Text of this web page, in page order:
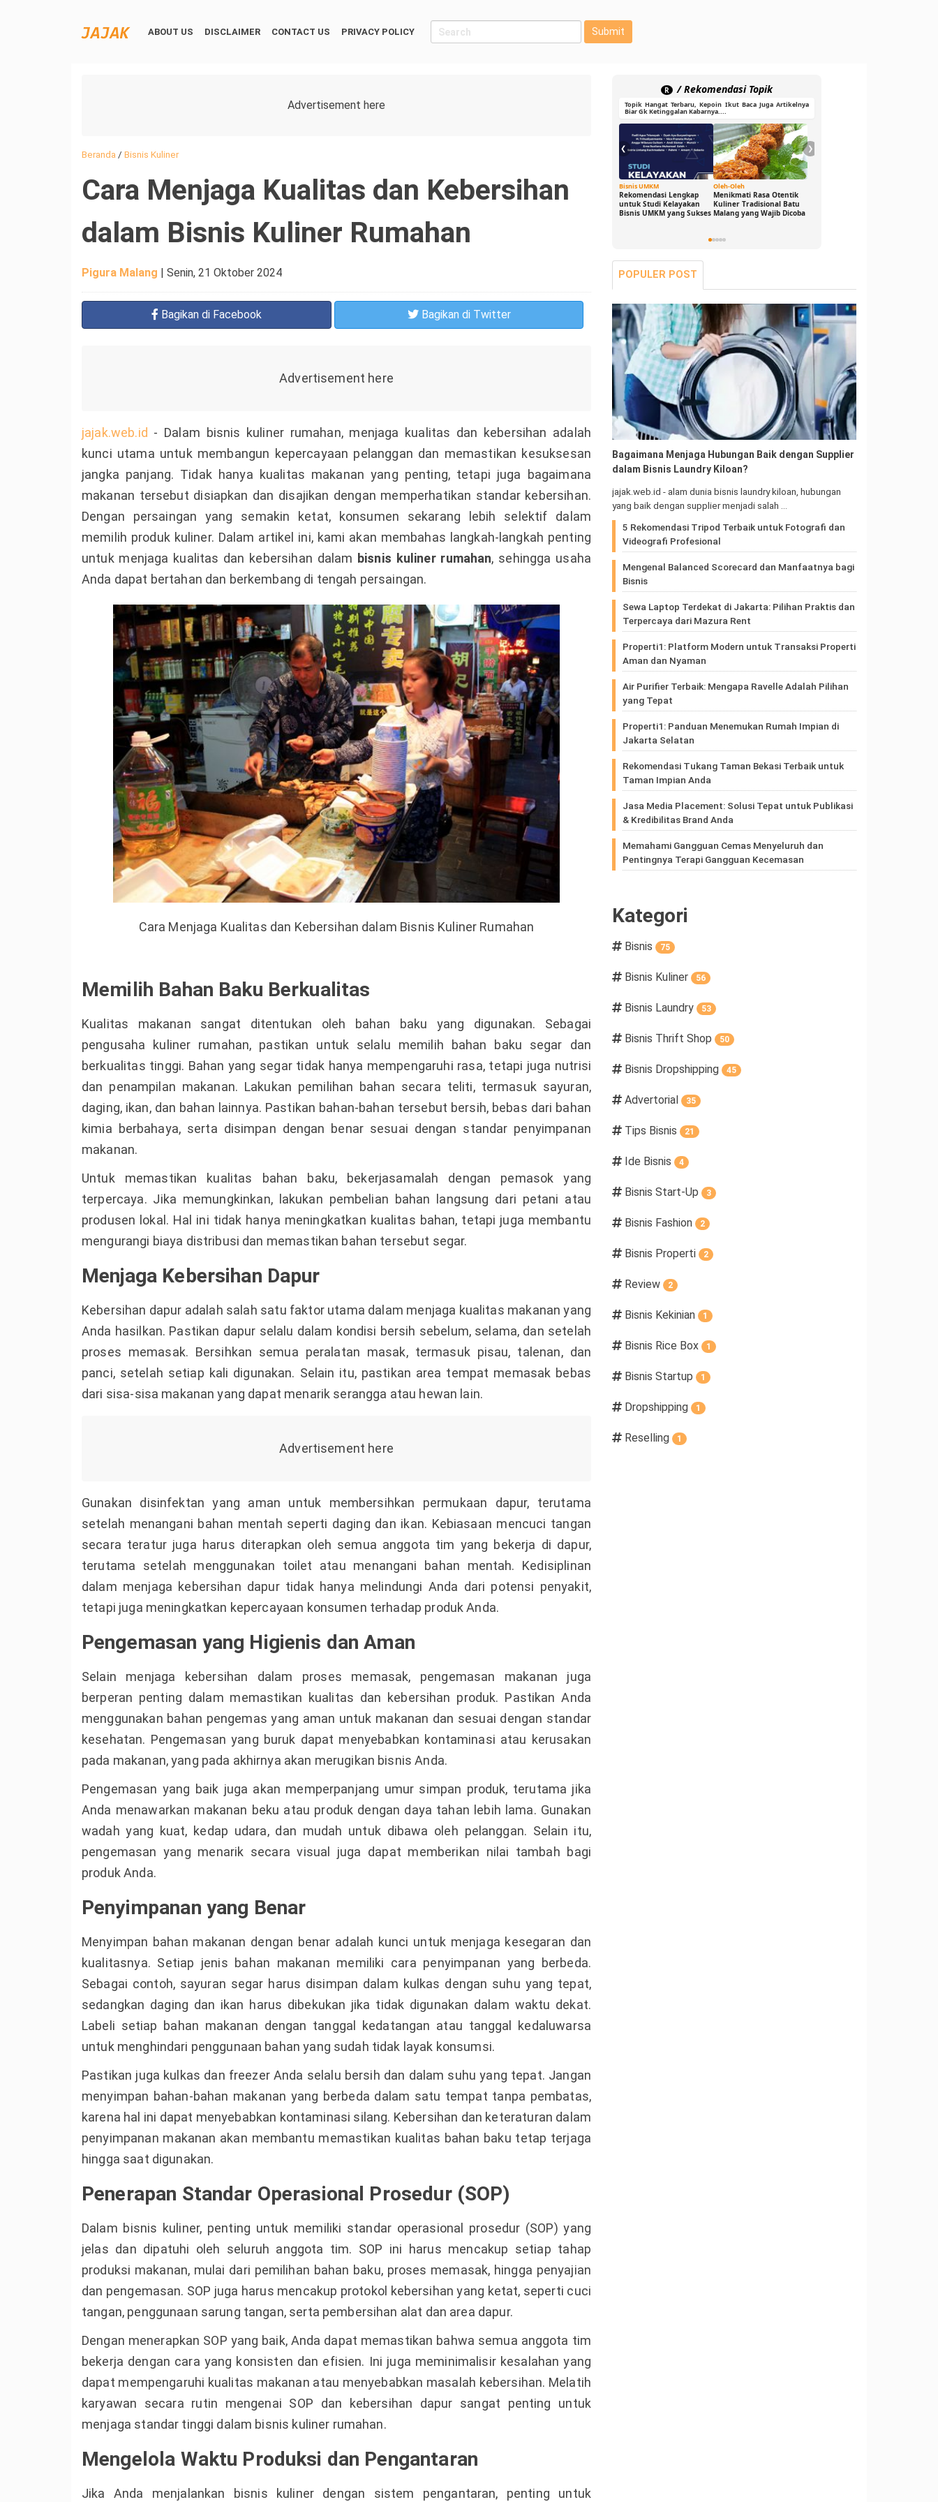
ABOUT US DISCLAIMER CONTACT US PRIVACY POLICY Submit
Beranda / Bisnis Kuliner
Cara Menjaga Kualitas dan Kebersihan
dalam Bisnis Kuliner Rumahan
Pigura Malang | Senin, 21 Oktober 2024
Bagikan di Facebook Bagikan di Twitter
jajak.web.id - Dalam bisnis kuliner rumahan, menjaga kualitas dan kebersihan adalah
kunci utama untuk membangun kepercayaan pelanggan dan memastikan kesuksesan
jangka panjang. Tidak hanya kualitas makanan yang penting, tetapi juga bagaimana
makanan tersebut disiapkan dan disajikan dengan memperhatikan standar kebersihan.
Dengan persaingan yang semakin ketat, konsumen sekarang lebih selektif dalam
memilih produk kuliner. Dalam artikel ini, kami akan membahas langkah-langkah penting
untuk menjaga kualitas dan kebersihan dalam bisnis kuliner rumahan, sehingga usaha
Anda dapat bertahan dan berkembang di tengah persaingan.
Cara Menjaga Kualitas dan Kebersihan dalam Bisnis Kuliner Rumahan
Memilih Bahan Baku Berkualitas
Kualitas makanan sangat ditentukan oleh bahan baku yang digunakan. Sebagai
pengusaha kuliner rumahan, pastikan untuk selalu memilih bahan baku segar dan
berkualitas tinggi. Bahan yang segar tidak hanya mempengaruhi rasa, tetapi juga nutrisi
dan penampilan makanan. Lakukan pemilihan bahan secara teliti, termasuk sayuran,
daging, ikan, dan bahan lainnya. Pastikan bahan-bahan tersebut bersih, bebas dari bahan
kimia berbahaya, serta disimpan dengan benar sesuai dengan standar penyimpanan
makanan.
Untuk memastikan kualitas bahan baku, bekerjasamalah dengan pemasok yang
terpercaya. Jika memungkinkan, lakukan pembelian bahan langsung dari petani atau
produsen lokal. Hal ini tidak hanya meningkatkan kualitas bahan, tetapi juga membantu
mengurangi biaya distribusi dan memastikan bahan tersebut segar.
Menjaga Kebersihan Dapur
Kebersihan dapur adalah salah satu faktor utama dalam menjaga kualitas makanan yang
Anda hasilkan. Pastikan dapur selalu dalam kondisi bersih sebelum, selama, dan setelah
proses memasak. Bersihkan semua peralatan masak, termasuk pisau, talenan, dan
panci, setelah setiap kali digunakan. Selain itu, pastikan area tempat memasak bebas
dari sisa-sisa makanan yang dapat menarik serangga atau hewan lain.
Gunakan disinfektan yang aman untuk membersihkan permukaan dapur, terutama
setelah menangani bahan mentah seperti daging dan ikan. Kebiasaan mencuci tangan
secara teratur juga harus diterapkan oleh semua anggota tim yang bekerja di dapur,
terutama setelah menggunakan toilet atau menangani bahan mentah. Kedisiplinan
dalam menjaga kebersihan dapur tidak hanya melindungi Anda dari potensi penyakit,
tetapi juga meningkatkan kepercayaan konsumen terhadap produk Anda.
Pengemasan yang Higienis dan Aman
Selain menjaga kebersihan dalam proses memasak, pengemasan makanan juga
berperan penting dalam memastikan kualitas dan kebersihan produk. Pastikan Anda
menggunakan bahan pengemas yang aman untuk makanan dan sesuai dengan standar
kesehatan. Pengemasan yang buruk dapat menyebabkan kontaminasi atau kerusakan
pada makanan, yang pada akhirnya akan merugikan bisnis Anda.
Pengemasan yang baik juga akan memperpanjang umur simpan produk, terutama jika
Anda menawarkan makanan beku atau produk dengan daya tahan lebih lama. Gunakan
wadah yang kuat, kedap udara, dan mudah untuk dibawa oleh pelanggan. Selain itu,
pengemasan yang menarik secara visual juga dapat memberikan nilai tambah bagi
produk Anda.
Penyimpanan yang Benar
Menyimpan bahan makanan dengan benar adalah kunci untuk menjaga kesegaran dan
kualitasnya. Setiap jenis bahan makanan memiliki cara penyimpanan yang berbeda.
Sebagai contoh, sayuran segar harus disimpan dalam kulkas dengan suhu yang tepat,
sedangkan daging dan ikan harus dibekukan jika tidak digunakan dalam waktu dekat.
Labeli setiap bahan makanan dengan tanggal kedatangan atau tanggal kedaluwarsa
untuk menghindari penggunaan bahan yang sudah tidak layak konsumsi.
Pastikan juga kulkas dan freezer Anda selalu bersih dan dalam suhu yang tepat. Jangan
menyimpan bahan-bahan makanan yang berbeda dalam satu tempat tanpa pembatas,
karena hal ini dapat menyebabkan kontaminasi silang. Kebersihan dan keteraturan dalam
penyimpanan makanan akan membantu memastikan kualitas bahan baku tetap terjaga
hingga saat digunakan.
Penerapan Standar Operasional Prosedur (SOP)
Dalam bisnis kuliner, penting untuk memiliki standar operasional prosedur (SOP) yang
jelas dan dipatuhi oleh seluruh anggota tim. SOP ini harus mencakup setiap tahap
produksi makanan, mulai dari pemilihan bahan baku, proses memasak, hingga penyajian
dan pengemasan. SOP juga harus mencakup protokol kebersihan yang ketat, seperti cuci
tangan, penggunaan sarung tangan, serta pembersihan alat dan area dapur.
Dengan menerapkan SOP yang baik, Anda dapat memastikan bahwa semua anggota tim
bekerja dengan cara yang konsisten dan efisien. Ini juga meminimalisir kesalahan yang
dapat mempengaruhi kualitas makanan atau menyebabkan masalah kebersihan. Melatih
karyawan secara rutin mengenai SOP dan kebersihan dapur sangat penting untuk
menjaga standar tinggi dalam bisnis kuliner rumahan.
Mengelola Waktu Produksi dan Pengantaran
Jika Anda menjalankan bisnis kuliner dengan sistem pengantaran, penting untuk
R / Rekomendasi Topik
Topik Hangat Terbaru, Kepoin Ikut Baca Juga Artikelnya
Biar Gk Ketinggalan Kabarnya....
Bisnis UMKM
Rekomendasi Lengkap
untuk Studi Kelayakan
Bisnis UMKM yang Sukses
Oleh-Oleh
Menikmati Rasa Otentik
Kuliner Tradisional Batu
Malang yang Wajib Dicoba
❮ ❯
POPULER POST
Bagaimana Menjaga Hubungan Baik dengan Supplier
dalam Bisnis Laundry Kiloan?
jajak.web.id - alam dunia bisnis laundry kiloan, hubungan
yang baik dengan supplier menjadi salah …
5 Rekomendasi Tripod Terbaik untuk Fotografi dan
Videografi Profesional
Mengenal Balanced Scorecard dan Manfaatnya bagi
Bisnis
Sewa Laptop Terdekat di Jakarta: Pilihan Praktis dan
Terpercaya dari Mazura Rent
Properti1: Platform Modern untuk Transaksi Properti
Aman dan Nyaman
Air Purifier Terbaik: Mengapa Ravelle Adalah Pilihan
yang Tepat
Properti1: Panduan Menemukan Rumah Impian di
Jakarta Selatan
Rekomendasi Tukang Taman Bekasi Terbaik untuk
Taman Impian Anda
Jasa Media Placement: Solusi Tepat untuk Publikasi
& Kredibilitas Brand Anda
Memahami Gangguan Cemas Menyeluruh dan
Pentingnya Terapi Gangguan Kecemasan
Kategori
Bisnis 75
Bisnis Kuliner 56
Bisnis Laundry 53
Bisnis Thrift Shop 50
Bisnis Dropshipping 45
Advertorial 35
Tips Bisnis 21
Ide Bisnis 4
Bisnis Start-Up 3
Bisnis Fashion 2
Bisnis Properti 2
Review 2
Bisnis Kekinian 1
Bisnis Rice Box 1
Bisnis Startup 1
Dropshipping 1
Reselling 1